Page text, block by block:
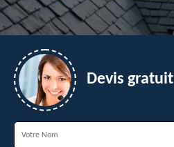
Devis gratuit